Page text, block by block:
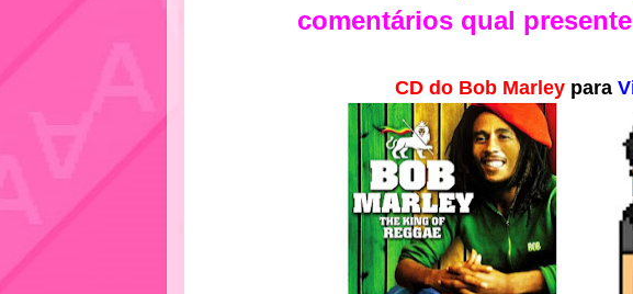
comentários qual presente
CD do Bob Marleypara